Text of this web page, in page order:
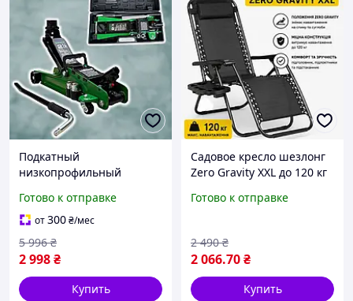
Подкатный
низкопрофильный
TRFJ25W Гидравлический
домкрат с нижним
подхватом
Готово к отправке
от300₴/мес
2 998₴
5 996 ₴
Купить
Садовое кресло шезлонг
Zero Gravity XXL до 120 кг
шезлонг для дачи с
Готово к отправке
2 066.70₴
2 490 ₴
Купить